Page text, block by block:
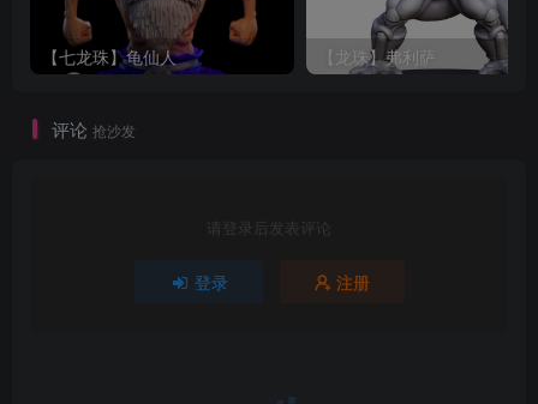
【七龙珠】龟仙人 【龙珠】弗利萨
评论 抢沙发
请登录后发表评论
登录 注册